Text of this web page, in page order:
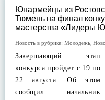
Юнармейцы из
Тюмень на финал
мастерства «Лидеры
Новость в рубрике: Молодежь
Завершающий этап
конкурса пройдет с 19 по
22 августа. Об этом
сообщил начальник